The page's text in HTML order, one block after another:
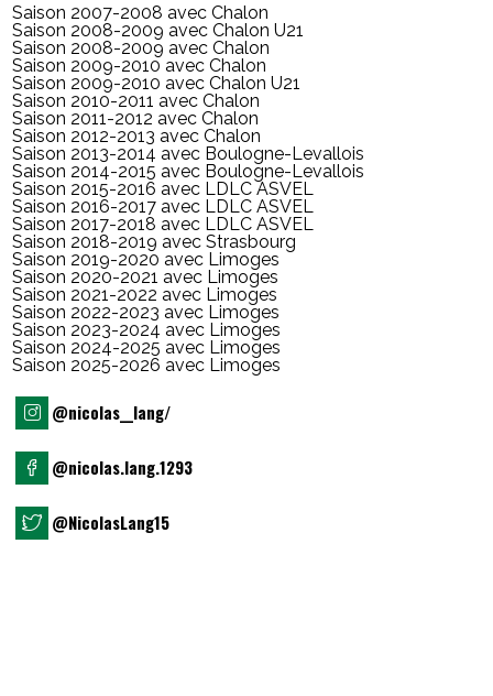
Saison 2007-2008 avec Chalon
Saison 2008-2009 avec Chalon U21
Saison 2008-2009 avec Chalon
Saison 2009-2010 avec Chalon
Saison 2009-2010 avec Chalon U21
Saison 2010-2011 avec Chalon
Saison 2011-2012 avec Chalon
Saison 2012-2013 avec Chalon
Saison 2013-2014 avec Boulogne-Levallois
Saison 2014-2015 avec Boulogne-Levallois
Saison 2015-2016 avec LDLC ASVEL
Saison 2016-2017 avec LDLC ASVEL
Saison 2017-2018 avec LDLC ASVEL
Saison 2018-2019 avec Strasbourg
Saison 2019-2020 avec Limoges
Saison 2020-2021 avec Limoges
Saison 2021-2022 avec Limoges
Saison 2022-2023 avec Limoges
Saison 2023-2024 avec Limoges
Saison 2024-2025 avec Limoges
Saison 2025-2026 avec Limoges
@nicolas__lang/
@nicolas.lang.1293
@NicolasLang15